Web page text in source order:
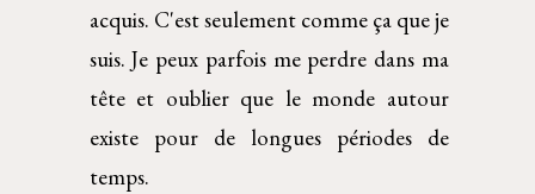
acquis. C'est seulement comme ça que je
suis. Je peux parfois me perdre dans ma
tête et oublier que le monde autour
existe pour de longues périodes de
temps.